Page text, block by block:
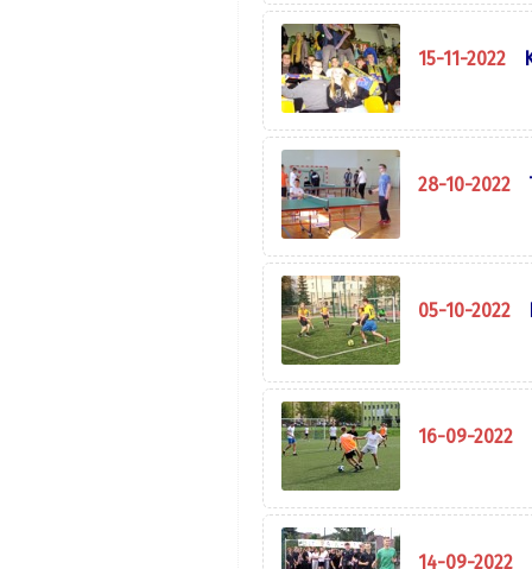
15-11-2022
28-10-2022
05-10-2022
16-09-2022
14-09-2022